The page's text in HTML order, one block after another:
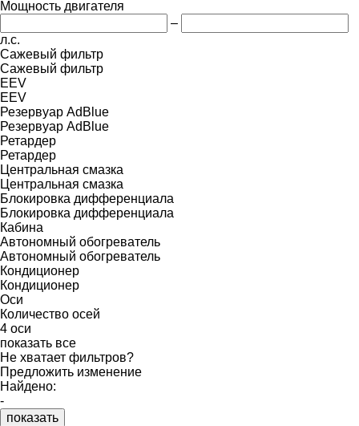
Мощность двигателя
–
л.с.
Сажевый фильтр
Сажевый фильтр
EEV
EEV
Резервуар AdBlue
Резервуар AdBlue
Ретардер
Ретардер
Центральная смазка
Центральная смазка
Блокировка дифференциала
Блокировка дифференциала
Кабина
Автономный обогреватель
Автономный обогреватель
Кондиционер
Кондиционер
Оси
Количество осей
4 оси
показать все
Не хватает фильтров?
Предложить изменение
Найдено:
-
показать